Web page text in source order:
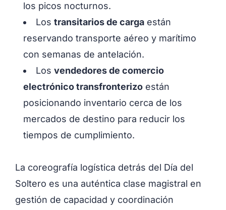
los picos nocturnos.
Los transitarios de carga están
reservando transporte aéreo y marítimo
con semanas de antelación.
Los vendedores de comercio
electrónico transfronterizo están
posicionando inventario cerca de los
mercados de destino para reducir los
tiempos de cumplimiento.
La coreografía logística detrás del Día del
Soltero es una auténtica clase magistral en
gestión de capacidad y coordinación